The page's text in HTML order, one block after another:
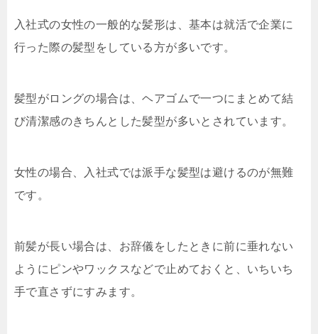
入社式の女性の一般的な髪形は、基本は就活で企業に
行った際の髪型をしている方が多いです。
髪型がロングの場合は、ヘアゴムで一つにまとめて結
び清潔感のきちんとした髪型が多いとされています。
女性の場合、入社式では派手な髪型は避けるのが無難
です。
前髪が長い場合は、お辞儀をしたときに前に垂れない
ようにピンやワックスなどで止めておくと、いちいち
手で直さずにすみます。